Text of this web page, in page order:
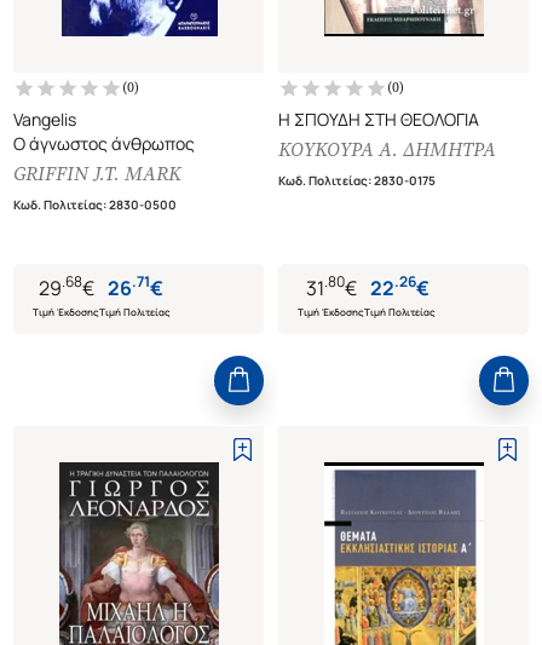
(0)
Vangelis
Ο άγνωστος άνθρωπος
GRIFFIN J.T. MARK
Κωδ. Πολιτείας:2830-0500
29.68€
Τιμή Έκδοσης
26.71€
Τιμή Πολιτείας
(0)
Η ΣΠΟΥΔΗ ΣΤΗ ΘΕΟΛΟΓΙΑ
ΚΟΥΚΟΥΡΑ Α. ΔΗΜΗΤΡΑ
Κωδ. Πολιτείας:2830-0175
31.80€
Τιμή Έκδοσης
22.26€
Τιμή Πολιτείας